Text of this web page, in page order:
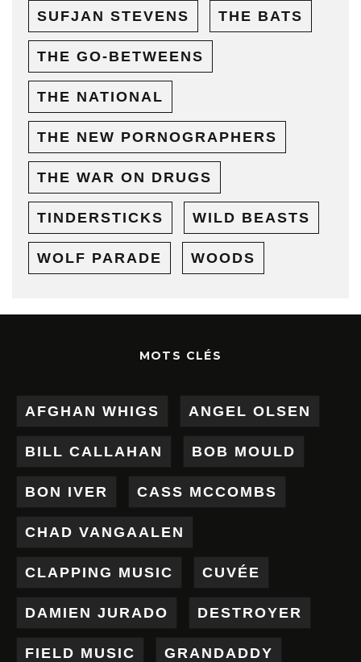
SUFJAN STEVENS THE BATS
THE GO-BETWEENS
THE NATIONAL
THE NEW PORNOGRAPHERS
THE WAR ON DRUGS
TINDERSTICKS WILD BEASTS
WOLF PARADE WOODS
MOTS CLÉS
AFGHAN WHIGS ANGEL OLSEN
BILL CALLAHAN BOB MOULD
BON IVER CASS MCCOMBS
CHAD VANGAALEN
CLAPPING MUSIC CUVÉE
DAMIEN JURADO DESTROYER
FIELD MUSIC GRANDADDY